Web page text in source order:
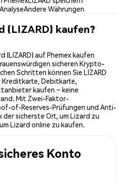
Andere Währungen
(LIZARD) kaufen?
(LIZARD) auf Phemex kaufen
sicheren Krypto-
Schritten können Sie LIZARD
Kreditkarte, Debitkarte,
kaufen – keine
Mit Zwei-Faktor-
of-Reserves-Prüfungen und Anti-
der sicherste Ort, um Lizard zu
Lizard online zu kaufen.
Konto